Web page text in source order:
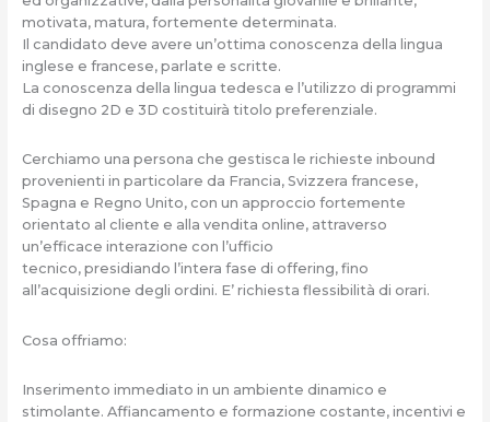
motivata, matura, fortemente determinata.
Il candidato deve avere un’ottima conoscenza della lingua
inglese e francese, parlate e scritte.
La conoscenza della lingua tedesca e l’utilizzo di programmi
di disegno 2D e 3D costituirà titolo preferenziale.
Cerchiamo una persona che gestisca le richieste inbound
provenienti in particolare da Francia, Svizzera francese,
Spagna e Regno Unito, con un approccio fortemente
orientato al cliente e alla vendita online, attraverso
un’efficace interazione con l’ufficio
tecnico, presidiando l’intera fase di offering, fino
all’acquisizione degli ordini. E’ richiesta flessibilità di orari.
Cosa offriamo:
Inserimento immediato in un ambiente dinamico e
stimolante. Affiancamento e formazione costante, incentivi e